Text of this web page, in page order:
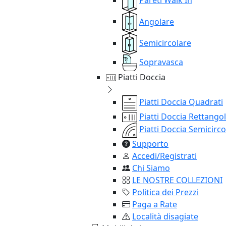
Angolare
Semicircolare
Sopravasca
Piatti Doccia
Piatti Doccia Quadrati
Piatti Doccia
Piatti Doccia
Supporto
Accedi/Registrati
Chi Siamo
LE NOSTRE COLLEZIONI
Politica dei Prezzi
Paga a Rate
Località disagiate